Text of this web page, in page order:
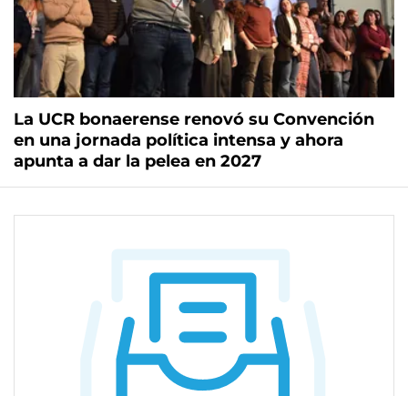
La UCR bonaerense renovó su Convención
en una jornada política intensa y ahora
apunta a dar la pelea en 2027